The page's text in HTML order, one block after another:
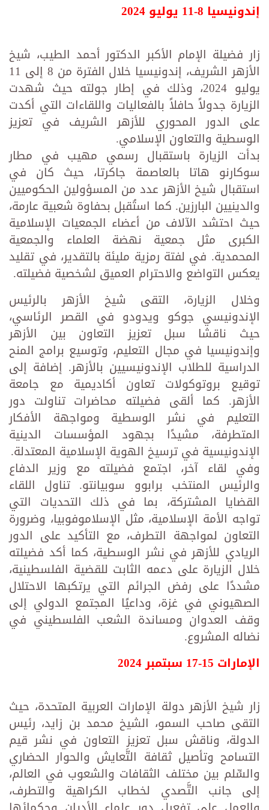
إندونيسيا 8-11 يوليو 2024
زار فضيلة الإمام الأكبر الدكتور أحمد الطيب، شيخ
الأزهر الشريف، إندونيسيا خلال الفترة من 8 إلى 11
يوليو 2024، وذلك في إطار جولته حيث شهدت
الزيارة جدولاً حافلاً بالفعاليات واللقاءات التي أكدت
على الدور المحوري للأزهر الشريف في تعزيز
الوسطية والتعاون الإسلامي.
بدأت الزيارة باستقبال رسمي مهيب في مطار
سوكارنو هاتا بالعاصمة جاكرتا، حيث كان في
استقبال شيخ الأزهر عدد من المسؤولين الحكوميين
والدينيين البارزين. كما استُقبل بحفاوة شعبية عارمة،
حيث احتشد الآلاف من أعضاء الجمعيات الإسلامية
الكبرى مثل جمعية نهضة العلماء والجمعية
المحمدية. في لفتة رمزية مليئة بالتقدير، في تقليد
يعكس التواضع والاحترام العميق لشخصية فضيلته.
وخلال الزيارة، التقى شيخ الأزهر بالرئيس
الإندونيسي جوكو ويدودو في القصر الرئاسي،
حيث ناقشا سبل تعزيز التعاون بين الأزهر
وإندونيسيا في مجال التعليم، وتوسيع برامج المنح
الدراسية للطلاب الإندونيسيين بالأزهر. إضافة إلى
توقيع بروتوكولات تعاون أكاديمية مع جامعة
الأزهر. كما ألقى فضيلته محاضرات تناولت دور
التعليم في نشر الوسطية ومواجهة الأفكار
المتطرفة، مشيدًا بجهود المؤسسات الدينية
الإندونيسية في ترسيخ الهوية الإسلامية المعتدلة.
وفي لقاء آخر، اجتمع فضيلته مع وزير الدفاع
والرئيس المنتخب برابوو سوبيانتو. تناول اللقاء
القضايا المشتركة، بما في ذلك التحديات التي
تواجه الأمة الإسلامية، مثل الإسلاموفوبيا، وضرورة
التعاون لمواجهة التطرف، مع التأكيد على الدور
الريادي للأزهر في نشر الوسطية، كما أكد فضيلته
خلال الزيارة على دعمه الثابت للقضية الفلسطينية،
مشددًا على رفض الجرائم التي يرتكبها الاحتلال
الصهيوني في غزة، وداعيًا المجتمع الدولي إلى
وقف العدوان ومساندة الشعب الفلسطيني في
نضاله المشروع.
الإمارات 15-17 سبتمبر 2024
زار شيخ الأزهر دولة الإمارات العربية المتحدة، حيث
التقى صاحب السمو، الشيخ محمد بن زايد، رئيس
الدولة، وناقش سبل تعزيز التعاون في نشر قيم
التسامح وتأصيل ثقافة التَّعايش والحوار الحضاري
والسِّلم بين مختلف الثقافات والشعوب في العالم،
إلى جانب التَّصدي لخطاب الكراهية والتطرف،